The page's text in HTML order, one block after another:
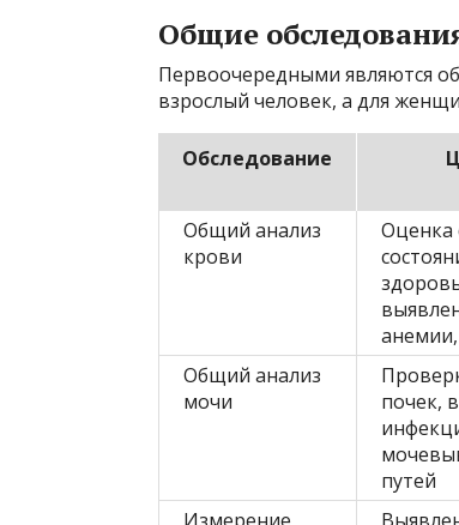
Общие
Первоочередными являются
взрослый человек, а для
Обследование
Общий анализ
крови
Оценка
Общий анализ
мочи
почек,
путей